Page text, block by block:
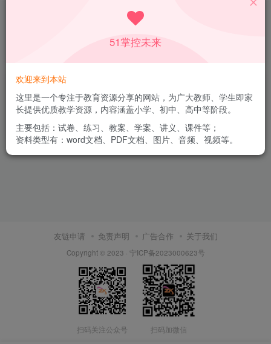
G00106 计算达人 8年级全一册 数学北
师大版（2024版）
付费资源 ￥ 3
师大版（2024版）
付费资源 ￥3 七年级上册 七年级下册
2年前
友链申请 免责声明 广告合作 关于我们
Copyright © 2023 · 宁ICP备2023000623号
扫码关注公众号 扫码加微信
51掌控未来
欢迎来到本站
这里是一个专注于教育资源分享的网站，为广大教师、学生即家
长提供优质教学资源，内容涵盖小学、初中、高中等阶段。
主要包括：试卷、练习、教案、学案、讲义、课件等；
资料类型有：word文档、PDF文档、图片、音频、视频等。